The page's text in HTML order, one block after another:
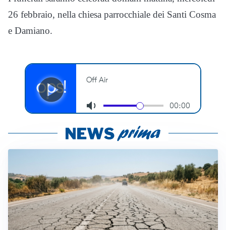
26 febbraio, nella chiesa parrocchiale dei Santi Cosma
e Damiano.